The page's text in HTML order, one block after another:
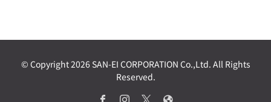
© Copyright 2026 SAN-EI CORPORATION Co.,Ltd. All Rights
Reserved.
FacebookInstagram Web